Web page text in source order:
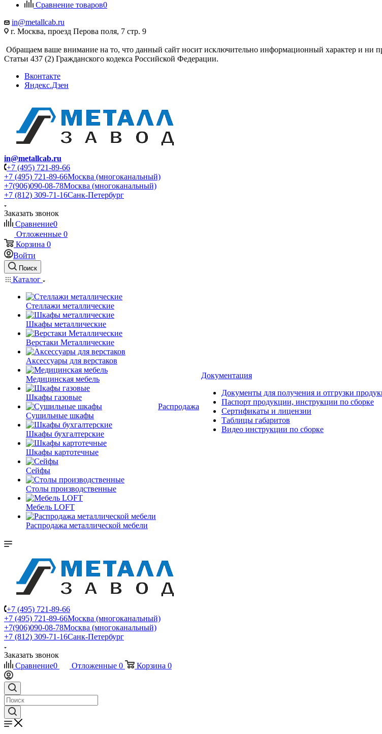
Сравнение товаров0
in@metallcab.ru
г. Москва, проезд Перова поля, 7 стр. 9
Обращаем ваше внимание на то, что данный сайт носит исключительно информационный характер и ни
Статьи 437 (2) Гражданского кодекса Российской Федерации.
Вконтакте
Яндекс.Дзен
in@metallcab.ru
+7 (495) 721-89-66
+7 (495) 721-89-66Москва (многоканальный)
+7(906)090-08-78Москва (многоканальный)
+7 (812) 309-71-16Санк-Петербург
Заказать звонок
Сравнение0
Отложенные 0
Корзина 0
Войти
Поиск
Каталог
Стеллажи металлические
Шкафы металлические
Верстаки Металлические
Аксессуары для верстаков
Медицинская мебель
Шкафы газовые
Сушильные шкафы
Шкафы бухгалтерские
Шкафы картотечные
Сейфы
Столы производственные
Мебель LOFT
Распродажа металлической мебели
Распродажа
Документация
Документы для получения и отгрузки
Паспорт продукции, инструкции по сборке
Сертификаты и лицензии
Таблицы габаритов
Видео инструкции по сборке
+7 (495) 721-89-66
+7 (495) 721-89-66Москва (многоканальный)
+7(906)090-08-78Москва (многоканальный)
+7 (812) 309-71-16Санк-Петербург
Заказать звонок
Сравнение0 Отложенные 0 Корзина 0